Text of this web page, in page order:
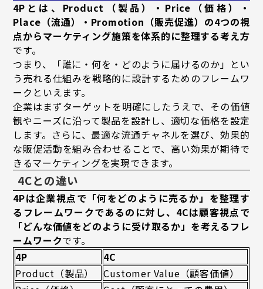
4Pとは、Product（製品）・Price（価格）・
Place（流通）・Promotion（販売促進）の4つの視
点からマーケティング施策を体系的に整理する考え方
です。
つまり、「誰に・何を・どのように届けるのか」とい
う売れる仕組みを戦略的に設計するためのフレームワ
ークといえます。
企業はまずターゲットを明確にしたうえで、その価値
観やニーズに沿って製品を設計し、適切な価格を設定
します。さらに、最適な流通チャネルを選び、効果的
な販促活動を組み合わせることで、高い効果が期待で
きるマーケティングを実現できます。
4Cとの違い
4Pは企業視点で「何をどのように売るか」を整理す
るフレームワークであるのに対し、4Cは顧客視点で
「どんな価値をどのように受け取るか」を考えるフレ
ームワークです。
4P
4C
Product（製品）
Customer Value（顧客価値）